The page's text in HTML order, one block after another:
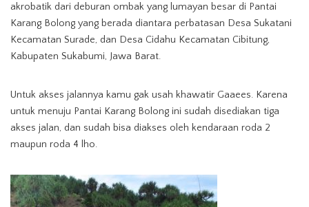
akrobatik dari deburan ombak yang lumayan besar di Pantai
Karang Bolong yang berada diantara perbatasan Desa Sukatani
Kecamatan Surade, dan Desa Cidahu Kecamatan Cibitung,
Kabupaten Sukabumi, Jawa Barat.
Untuk akses jalannya kamu gak usah khawatir Gaaees. Karena
untuk menuju Pantai Karang Bolong ini sudah disediakan tiga
akses jalan, dan sudah bisa diakses oleh kendaraan roda 2
maupun roda 4 lho.